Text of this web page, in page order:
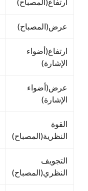
عرض(المصباح)
ارتفاع(أضواء
الإشارة)
عرض(أضواء
الإشارة)
القوة
النظرية(المصباح)
التجويف
النظري(المصباح)